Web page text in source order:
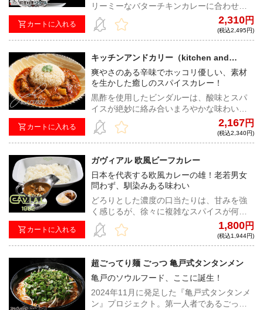
カートに入れる
リーミーなバターチキンカレーに合わせる
のは、たっぷりのチーズをもちもちのナン
で包んだチーズナン！シタールではお馴染
みの野生黒蜂蜜も付属したフルセットをご
2,310円
(税込2,495円)
カートに入れる
キッチンアンドカリー（kitchen and
CURRY） 黒酢のポークビンダルー
爽やさのある辛味でホッコリ優しい、素材
を生かした癒しのスパイスカレー！
黒酢を使用したビンダルーは、酸味とスパ
イスが絶妙に絡み合いまろやかな味わい。
青森県産『まっしぐら』を使用した玄米と
白米のブレンド米との相性も良く、食材へ
のこだわりが感じられる一皿！
2,167円
(税込2,340円)
カートに入れる
ガヴィアル 欧風ビーフカレー
日本を代表する欧風カレーの雄！老若男女
問わず、馴染みある味わい
どろりとした濃度の口当たりは、甘みを強
く感じるが、徐々に複雑なスパイスが何層
にも重なって、奥行きのある旨みが押し寄
せてくる。欧風カレーのトップランナーが
宅麺に降臨！※商品により付属するインナ
として記載されている場合がありますが、
具材（牛肉）は全ての商品でカレーソース
の中に入ります。
1,800円
(税込1,944円)
超ごってり麺 ごっつ 亀戸式タンタンメン
亀戸のソウルフード、ここに誕生！
2024年11月に発足した『亀戸式タンタンメ
ン』プロジェクト。第一人者であるごっつ